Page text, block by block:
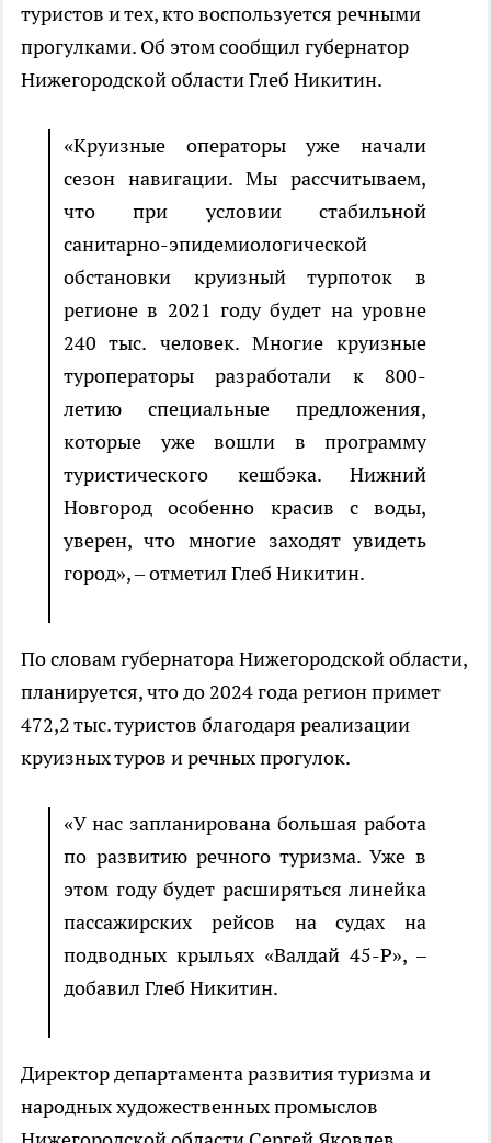
туристов и тех, кто воспользуется речными
прогулками. Об этом сообщил губернатор
Нижегородской области Глеб Никитин.
«Круизные операторы уже начали
сезон навигации. Мы рассчитываем,
что при условии стабильной
санитарно-эпидемиологической
обстановки круизный турпоток в
регионе в 2021 году будет на уровне
240 тыс. человек. Многие круизные
туроператоры разработали к 800-
летию специальные предложения,
которые уже вошли в программу
туристического кешбэка. Нижний
Новгород особенно красив с воды,
уверен, что многие заходят увидеть
город», – отметил Глеб Никитин.
По словам губернатора Нижегородской области,
планируется, что до 2024 года регион примет
472,2 тыс. туристов благодаря реализации
круизных туров и речных прогулок.
«У нас запланирована большая работа
по развитию речного туризма. Уже в
этом году будет расширяться линейка
пассажирских рейсов на судах на
подводных крыльях «Валдай 45-Р», –
добавил Глеб Никитин.
Директор департамента развития туризма и
народных художественных промыслов